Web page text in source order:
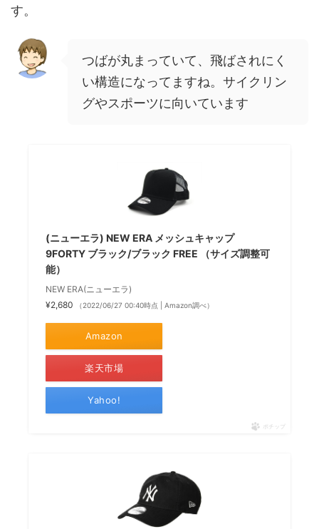
す。
つばが丸まっていて、飛ばされにく
い構造になってますね。サイクリン
グやスポーツに向いています
(ニューエラ) NEW ERA メッシュキャップ
9FORTY ブラック/ブラック FREE （サイズ調整可
能）
NEW ERA(ニューエラ)
¥2,680
（2022/06/27 00:40時点 | Amazon調べ）
Amazon
楽天市場
Yahoo!
ポチップ